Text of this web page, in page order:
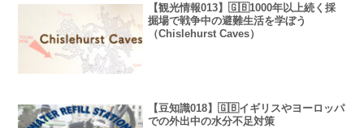
【観光情報013】🇬🇧1000年以上続く採
掘場で戦争中の避難生活を学ぼう
（Chislehurst Caves）
【豆知識018】🇬🇧イギリスやヨーロッパ
での外出中の水分不足対策